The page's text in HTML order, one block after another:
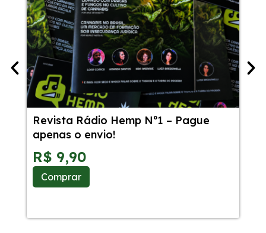
Revista Rádio Hemp Nº1 – Pague
apenas o envio!
R$ 9,90
Comprar